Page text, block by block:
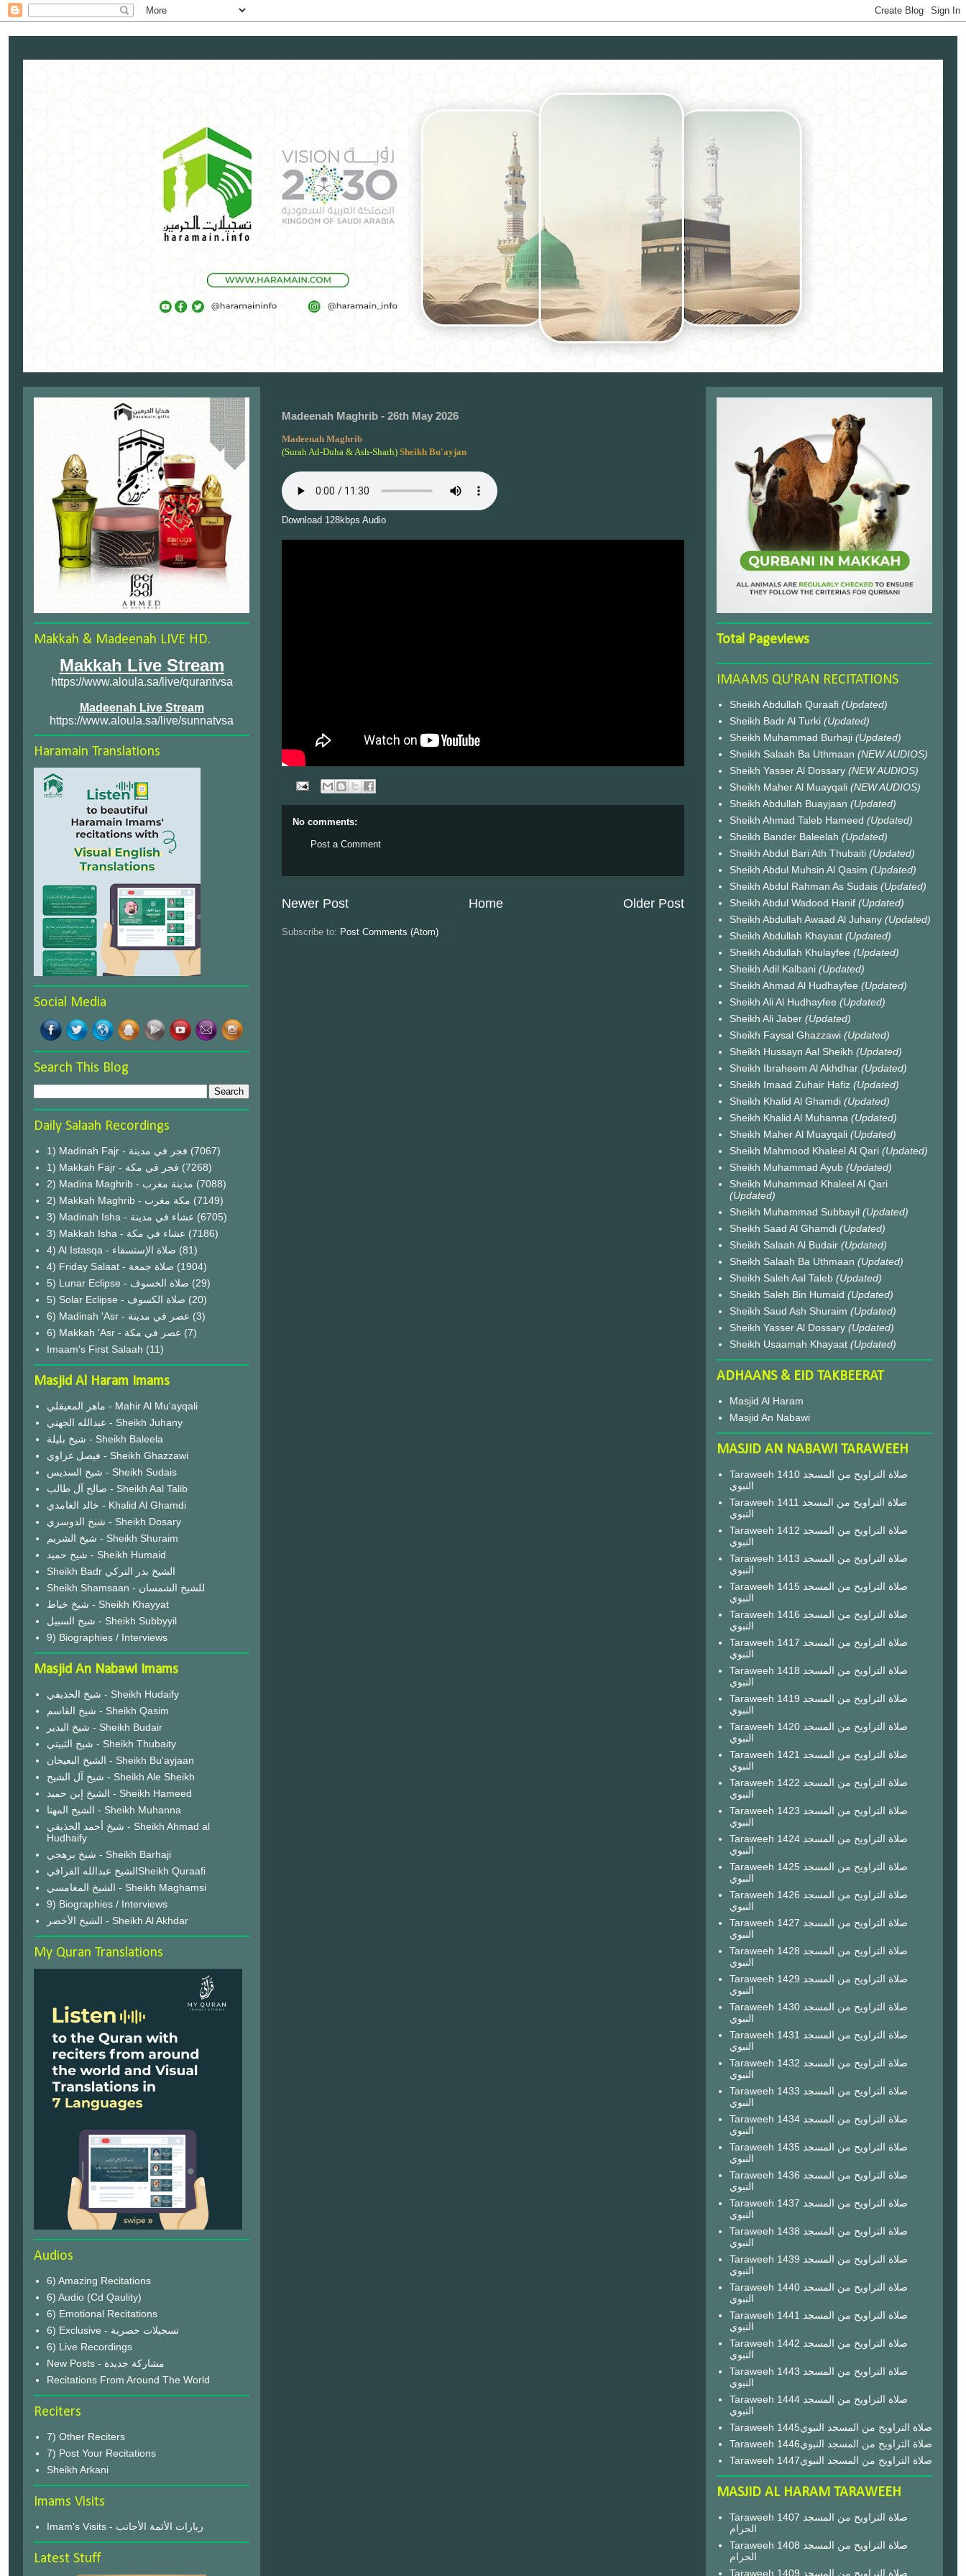
Madeenah Maghrib - 26th May 2026
Madeenah Maghrib
(Surah Ad-Duha & Ash-Sharh) Sheikh Bu'ayjan
Download 128kbps Audio
No comments:
Post a Comment
Newer Post Older Post
Home
Subscribe to: Post Comments (Atom)
Makkah & Madeenah LIVE HD.
Makkah Live Stream
https://www.aloula.sa/live/qurantvsa
Madeenah Live Stream
https://www.aloula.sa/live/sunnatvsa
Haramain Translations
Social Media
Search This Blog
Daily Salaah Recordings
1) Madinah Fajr - فجر في مدينة (7067)
1) Makkah Fajr - فجر في مكة (7268)
2) Madina Maghrib - مدينة مغرب (7088)
2) Makkah Maghrib - مكة مغرب (7149)
3) Madinah Isha - عشاء في مدينة (6705)
3) Makkah Isha - عشاء في مكة (7186)
4) Al Istasqa - صلاة الإستسقاء (81)
4) Friday Salaat - صلاة جمعة (1904)
5) Lunar Eclipse - صلاة الخسوف (29)
(20)
6) Madinah 'Asr - عصر في مدينة (3)
6) Makkah 'Asr - عصر في مكة (7)
Imaam's First Salaah (11)
Masjid Al Haram Imams
ماهر المعيقلي - Mahir Al Mu'ayqali
عبدالله الجهني - Sheikh Juhany
شيخ بليلة - Sheikh Baleela
فيصل غزاوي - Sheikh Ghazzawi
شيخ السديس - Sheikh Sudais
صالح آل طالب - Sheikh Aal Talib
خالد الغامدي - Khalid Al Ghamdi
شيخ الدوسري - Sheikh Dosary
شيخ الشريم - Sheikh Shuraim
شيخ حميد - Sheikh Humaid
Sheikh Badr الشيخ بدر التركي
Sheikh Shamsaan - للشيخ الشمسان
شيخ خياط - Sheikh Khayyat
شيخ السبيل - Sheikh Subbyyil
9) Biographies / Interviews
Masjid An Nabawi Imams
شيخ الحذيفي - Sheikh Hudaify
شيخ القاسم - Sheikh Qasim
شيخ البدير - Sheikh Budair
شيخ الثبيتي - Sheikh Thubaity
الشيخ البعيجان - Sheikh Bu'ayjaan
شيخ آل الشيخ - Sheikh Ale Sheikh
الشيخ إبن حميد - Sheikh Hameed
الشيخ المهنا - Sheikh Muhanna
شيخ أحمد الحذيفي - Sheikh Ahmad al
Hudhaify
شيخ برهجي - Sheikh Barhaji
الشيخ عبدالله القرافيSheikh Quraafi
الشيخ المغامسي - Sheikh Maghamsi
9) Biographies / Interviews
الشيخ الأخضر - Sheikh Al Akhdar
My Quran Translations
Audios
6) Amazing Recitations
6) Audio (Cd Qaulity)
6) Emotional Recitations
6) Exclusive - تسجيلات حصرية
6) Live Recordings
New Posts - مشاركة جديدة
Recitations From Around The World
Reciters
7) Other Reciters
7) Post Your Recitations
Sheikh Arkani
Imams Visits
Imam's Visits - زيارات الأئمة الأجانب
Latest Stuff
Total Pageviews
IMAAMS QU'RAN RECITATIONS
Sheikh Abdullah Quraafi (Updated)
Sheikh Badr Al Turki (Updated)
Sheikh Muhammad Burhaji (Updated)
Sheikh Salaah Ba Uthmaan (NEW AUDIOS)
Sheikh Yasser Al Dossary (NEW AUDIOS)
Sheikh Maher Al Muayqali (NEW AUDIOS)
Sheikh Abdullah Buayjaan (Updated)
Sheikh Ahmad Taleb Hameed (Updated)
Sheikh Bander Baleelah (Updated)
Sheikh Abdul Bari Ath Thubaiti (Updated)
Sheikh Abdul Muhsin Al Qasim (Updated)
Sheikh Abdul Rahman As Sudais (Updated)
Sheikh Abdul Wadood Hanif (Updated)
Sheikh Abdullah Awaad Al Juhany (Updated)
Sheikh Abdullah Khayaat (Updated)
Sheikh Abdullah Khulayfee (Updated)
Sheikh Adil Kalbani (Updated)
Sheikh Ahmad Al Hudhayfee (Updated)
Sheikh Ali Al Hudhayfee (Updated)
Sheikh Ali Jaber (Updated)
Sheikh Faysal Ghazzawi (Updated)
Sheikh Hussayn Aal Sheikh (Updated)
Sheikh Ibraheem Al Akhdhar (Updated)
Sheikh Imaad Zuhair Hafiz (Updated)
Sheikh Khalid Al Ghamdi (Updated)
Sheikh Khalid Al Muhanna (Updated)
Sheikh Maher Al Muayqali (Updated)
Sheikh Mahmood Khaleel Al Qari (Updated)
Sheikh Muhammad Ayub (Updated)
Sheikh Muhammad Khaleel Al Qari
(Updated)
Sheikh Muhammad Subbayil (Updated)
Sheikh Saad Al Ghamdi (Updated)
Sheikh Salaah Al Budair (Updated)
Sheikh Salaah Ba Uthmaan (Updated)
Sheikh Saleh Aal Taleb (Updated)
Sheikh Saleh Bin Humaid (Updated)
Sheikh Saud Ash Shuraim (Updated)
Sheikh Yasser Al Dossary (Updated)
Sheikh Usaamah Khayaat (Updated)
ADHAANS & EID TAKBEERAT
Masjid Al Haram
Masjid An Nabawi
MASJID AN NABAWI TARAWEEH
Taraweeh 1410 صلاة التراويح من المسجد
النبوي
Taraweeh 1411 صلاة التراويح من المسجد
النبوي
Taraweeh 1412 صلاة التراويح من المسجد
النبوي
Taraweeh 1413 صلاة التراويح من المسجد
النبوي
Taraweeh 1415 صلاة التراويح من المسجد
النبوي
Taraweeh 1416 صلاة التراويح من المسجد
النبوي
Taraweeh 1417 صلاة التراويح من المسجد
النبوي
Taraweeh 1418 صلاة التراويح من المسجد
النبوي
Taraweeh 1419 صلاة التراويح من المسجد
النبوي
Taraweeh 1420 صلاة التراويح من المسجد
النبوي
Taraweeh 1421 صلاة التراويح من المسجد
النبوي
Taraweeh 1422 صلاة التراويح من المسجد
النبوي
Taraweeh 1423 صلاة التراويح من المسجد
النبوي
Taraweeh 1424 صلاة التراويح من المسجد
النبوي
Taraweeh 1425 صلاة التراويح من المسجد
النبوي
Taraweeh 1426 صلاة التراويح من المسجد
النبوي
Taraweeh 1427 صلاة التراويح من المسجد
النبوي
Taraweeh 1428 صلاة التراويح من المسجد
النبوي
Taraweeh 1429 صلاة التراويح من المسجد
النبوي
Taraweeh 1430 صلاة التراويح من المسجد
النبوي
Taraweeh 1431 صلاة التراويح من المسجد
النبوي
Taraweeh 1432 صلاة التراويح من المسجد
النبوي
Taraweeh 1433 صلاة التراويح من المسجد
النبوي
Taraweeh 1434 صلاة التراويح من المسجد
النبوي
Taraweeh 1435 صلاة التراويح من المسجد
النبوي
Taraweeh 1436 صلاة التراويح من المسجد
النبوي
Taraweeh 1437 صلاة التراويح من المسجد
النبوي
Taraweeh 1438 صلاة التراويح من المسجد
النبوي
Taraweeh 1439 صلاة التراويح من المسجد
النبوي
Taraweeh 1440 صلاة التراويح من المسجد
النبوي
Taraweeh 1441 صلاة التراويح من المسجد
النبوي
Taraweeh 1442 صلاة التراويح من المسجد
النبوي
Taraweeh 1443 صلاة التراويح من المسجد
النبوي
Taraweeh 1444 صلاة التراويح من المسجد
النبوي
Taraweeh 1445صلاة التراويح من المسجد النبوي
Taraweeh 1446صلاة التراويح من المسجد النبوي
Taraweeh 1447صلاة التراويح من المسجد النبوي
MASJID AL HARAM TARAWEEH
Taraweeh 1407 صلاة التراويح من المسجد
الحرام
Taraweeh 1408 صلاة التراويح من المسجد
الحرام
Taraweeh 1409 صلاة التراويح من المسجد